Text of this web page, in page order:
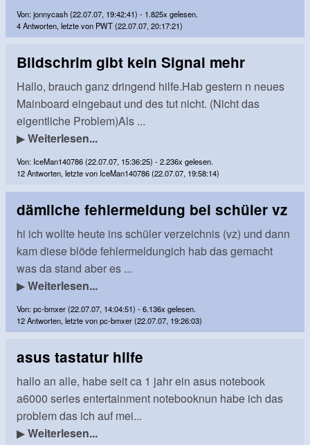
Von: jonnycash (22.07.07, 19:42:41) - 1.825x gelesen.
4 Antworten, letzte von PWT (22.07.07, 20:17:21)
Bildschrim gibt kein Signal mehr
Hallo, brauch ganz dringend hilfe.Hab gestern n neues
Mainboard eingebaut und des tut nicht. (Nicht das
eigentliche Problem)Als ...
▶Weiterlesen...
Von: IceMan140786 (22.07.07, 15:36:25) - 2.236x gelesen.
12 Antworten, letzte von IceMan140786 (22.07.07, 19:58:14)
dämliche fehlermeldung bei schüler vz
hi ich wollte heute ins schüler verzeichnis (vz) und dann
kam diese blöde fehlermeldungich hab das gemacht
was da stand aber es ...
▶Weiterlesen...
Von: pc-bmxer (22.07.07, 14:04:51) - 6.136x gelesen.
12 Antworten, letzte von pc-bmxer (22.07.07, 19:26:03)
asus tastatur hilfe
hallo an alle, habe seit ca 1 jahr ein asus notebook
a6000 series entertainment notebooknun habe ich das
problem das ich auf mei...
▶Weiterlesen...